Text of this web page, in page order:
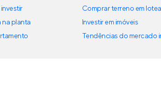
na planta
Comprar terreno em
Investir em imóveis
Tendências do mercado